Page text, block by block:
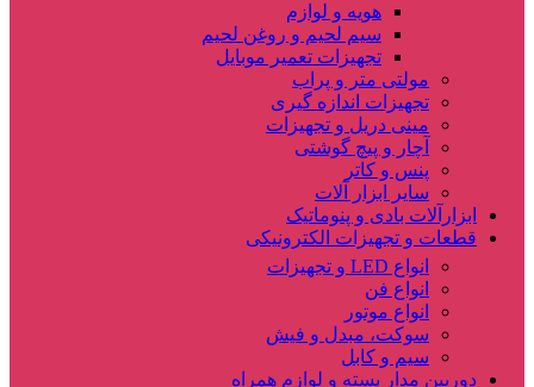
هویه و لوازم
سیم لحیم و روغن لحیم
تجهیزات تعمیر موبایل
مولتی متر و پراب
تجهیزات اندازه گیری
مینی دریل و تجهیزات
آچار و پیچ گوشتی
پنس و کاتر
سایر ابزار آلات
ابزارآلات بادی و پنوماتیک
قطعات و تجهیزات الکترونیکی
انواع LED و تجهیزات
انواع فن
انواع موتور
سوکت، مبدل و فیش
سیم و کابل
دوربین مدار بسته و لوازم همراه